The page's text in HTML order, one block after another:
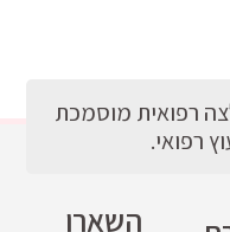
השארו
רפואית מוסמכת
רפואי.